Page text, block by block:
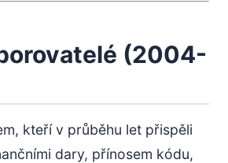
(2004-
kteří v průběhu let přispěli
dary, přínosem kódu,